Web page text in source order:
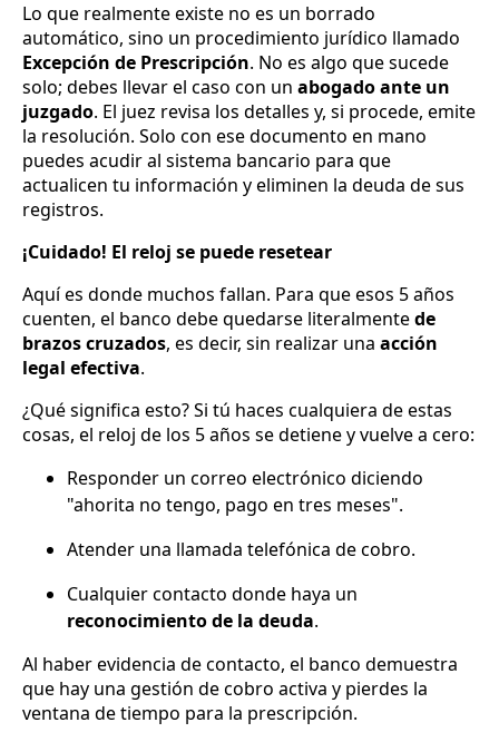
Lo que realmente existe no es un borrado
automático, sino un procedimiento jurídico llamado
Excepción de Prescripción. No es algo que sucede
solo; debes llevar el caso con un abogado ante un
juzgado. El juez revisa los detalles y, si procede, emite
la resolución. Solo con ese documento en mano
puedes acudir al sistema bancario para que
actualicen tu información y eliminen la deuda de sus
registros.
¡Cuidado! El reloj se puede resetear
Aquí es donde muchos fallan. Para que esos 5 años
cuenten, el banco debe quedarse literalmentede
brazos cruzados, es decir, sin realizar una acción
legal efectiva.
¿Qué significa esto? Si tú haces cualquiera de estas
cosas, el reloj de los 5 años se detiene y vuelve a cero:
Responder un correo electrónico diciendo
"ahorita no tengo, pago en tres meses".
Atender una llamada telefónica de cobro.
Cualquier contacto donde haya un
reconocimiento de la deuda.
Al haber evidencia de contacto, el banco demuestra
que hay una gestión de cobro activa y pierdes la
ventana de tiempo para la prescripción.